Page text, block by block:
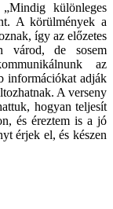
különleges
A körülmények a
így az előzetes
várod, de sosem
az
információkat adják
A verseny
hogyan teljesít
és éreztem is a jó
érjek el, és készen